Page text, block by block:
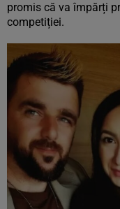
promis că va împărți
competiției.